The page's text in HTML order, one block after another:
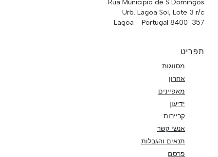
Rua Municipio de S Domingos
Urb. Lagoa Sol, Lote 3 r/c
8400-357 Lagoa - Portugal
תפריט
מסווגות
אחרון
מאפיינים
ידיעון
קריירות
אנשי קשר
תנאים והגבלות
פרסם